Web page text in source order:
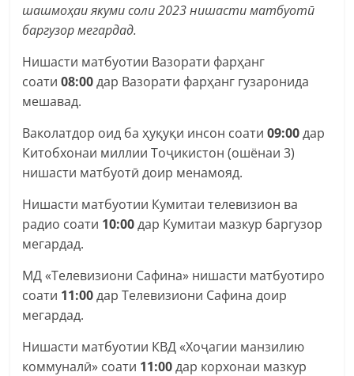
шашмоҳаи якуми соли 2023 нишасти матбуотӣ
баргузор мегардад.
Нишасти матбуотии Вазорати фарҳанг
соати08:00дар Вазорати фарҳанг гузаронида
мешавад.
Ваколатдор оид ба ҳуқуқи инсон соати09:00дар
Китобхонаи миллии Тоҷикистон (ошёнаи 3)
нишасти матбуотӣ доир менамояд.
Нишасти матбуотии Кумитаи телевизион ва
радио соати 10:00дар Кумитаи мазкур баргузор
мегардад.
МД «Телевизиони Сафина» нишасти матбуотиро
соати 11:00дар Телевизиони Сафина доир
мегардад.
Нишасти матбуотии КВД «Хоҷагии манзилию
коммуналӣ» соати 11:00дар корхонаи мазкур